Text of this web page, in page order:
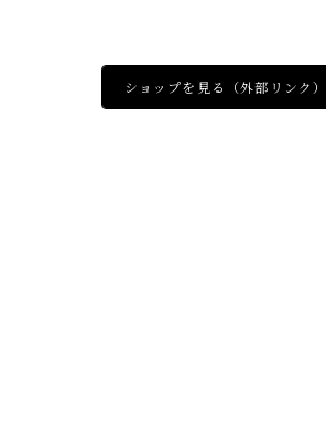
ショップを見る （外部リンク）